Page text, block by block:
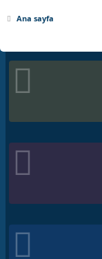
Ana sayfa